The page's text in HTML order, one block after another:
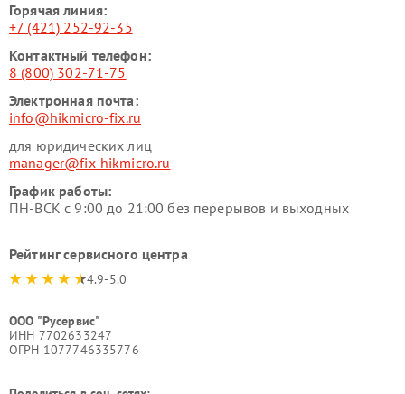
Горячая линия:
+7 (421) 252-92-35
Контактный телефон:
8 (800) 302-71-75
Электронная почта:
info@hikmicro-fix.ru
для юридических лиц
manager@fix-hikmicro.ru
График работы:
ПН-ВСК с 9:00 до 21:00 без перерывов и выходных
Рейтинг сервисного центра
4.9-5.0
ООО "Русервис"
ИНН 7702633247
ОГРН 1077746335776